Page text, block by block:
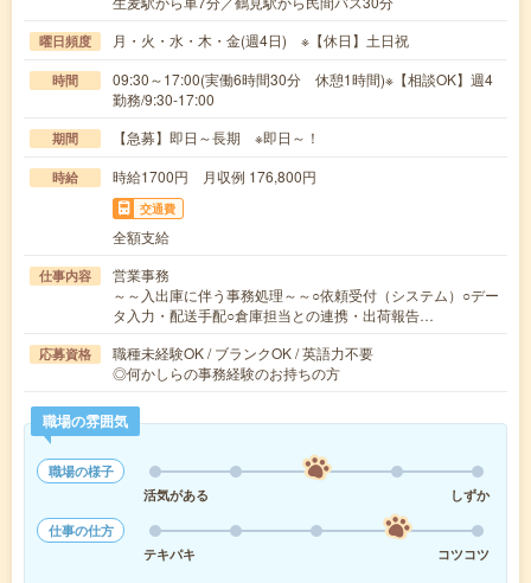
曜日頻度 月・火・水・木・金(週4日) ※【休日】土日祝
時間
09:30～17:00(実働6時間30分 休憩1時間)※【相談OK】週4
勤務/9:30‐17:00
期間 【急募】即日～長期 ※即日～！
時給 時給1700円 月収例 176,800円
交通費
全額支給
仕事内容
営業事務
～～入出庫に伴う事務処理～～○依頼受付（システム）○デー
タ入力・配送手配○倉庫担当との連携・出荷報告…
応募資格
職種未経験OK / ブランクOK / 英語力不要
◎何かしらの事務経験のお持ちの方
職場の雰囲気
職場の様子
活気がある
しずか
仕事の仕方
テキパキ
コツコツ